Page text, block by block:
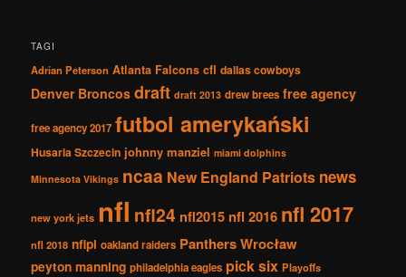
TAGI
Adrian Peterson Atlanta Falcons cfl dallas cowboys
Denver Broncos draft draft 2013 drew brees free agency
free agency 2017 futbol amerykański
Husaria Szczecin johnny manziel miami dolphins
Minnesota Vikings ncaa New England Patriots news
new york jets nfl nfl24 nfl2015 nfl 2016 nfl 2017
nfl 2018 nflpl oakland raiders Panthers Wrocław
peyton manning philadelphia eagles pick six Playoffs